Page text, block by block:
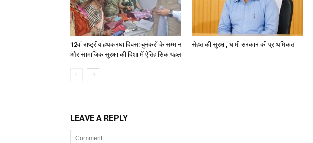
12वां राष्ट्रीय हथकरघा दिवस: बुनकरों के सम्मान
और सामाजिक सुरक्षा की दिशा में ऐतिहासिक पहल
सेहत की सुरक्षा, धामी सरकार की प्राथमिकता
LEAVE A REPLY